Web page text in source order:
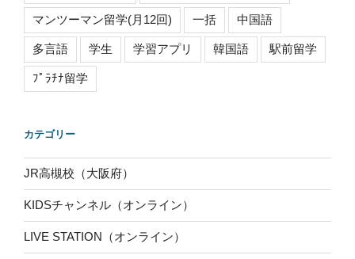
マンツーマン留学(月12回) 一括 中国語
多言語 学生 学習アプリ 韓国語 駅前留学
ﾌﾟﾗﾁﾅ留学
カテゴリー
JR高槻校（大阪府）
KIDSチャンネル（オンライン）
LIVE STATION（オンライン）